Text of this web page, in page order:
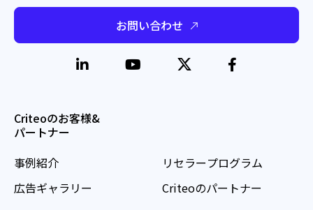
お問い合わせ
Criteoのお客様&
パートナー
事例紹介
広告ギャラリー
リセラープログラム
Criteoのパートナー